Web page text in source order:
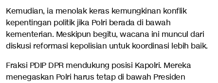
Kemudian, ia menolak keras kemungkinan konflik
kepentingan politik jika Polri berada di bawah
kementerian. Meskipun begitu, wacana ini muncul dari
diskusi reformasi kepolisian untuk koordinasi lebih baik.
Fraksi PDIP DPR mendukung posisi Kapolri. Mereka
menegaskan Polri harus tetap di bawah Presiden